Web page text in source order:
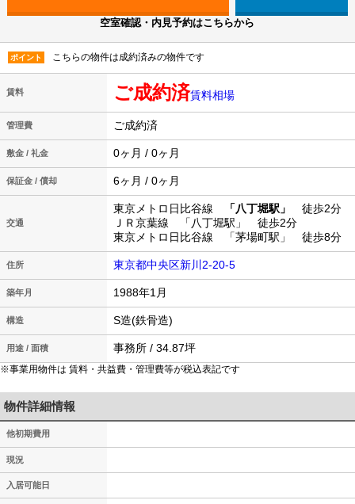
空室確認・内見予約はこちらから
ポイント こちらの物件は成約済みの物件です
賃料 ご成約済賃料相場
管理費 ご成約済
敷金 / 礼金 0ヶ月 / 0ヶ月
保証金 / 償却 6ヶ月 / 0ヶ月
交通
東京メトロ日比谷線 「八丁堀駅」
徒歩2分
ＪＲ京葉線 「八丁堀駅」 徒歩2分
東京メトロ日比谷線 「茅場町駅」 徒歩8分
住所 東京都中央区新川2-20-5
築年月 1988年1月
構造 S造(鉄骨造)
用途 / 面積 事務所 / 34.87坪
※事業用物件は 賃料・共益費・管理費等が税込表記です
物件詳細情報
他初期費用
現況
入居可能日